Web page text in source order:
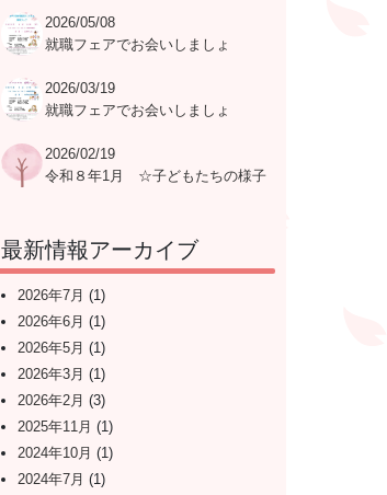
2026/05/08
就職フェアでお会いしましょ
2026/03/19
就職フェアでお会いしましょ
2026/02/19
令和８年1月 ☆子どもたちの様子
最新情報アーカイブ
2026年7月 (1)
2026年6月 (1)
2026年5月 (1)
2026年3月 (1)
2026年2月 (3)
2025年11月 (1)
2024年10月 (1)
2024年7月 (1)